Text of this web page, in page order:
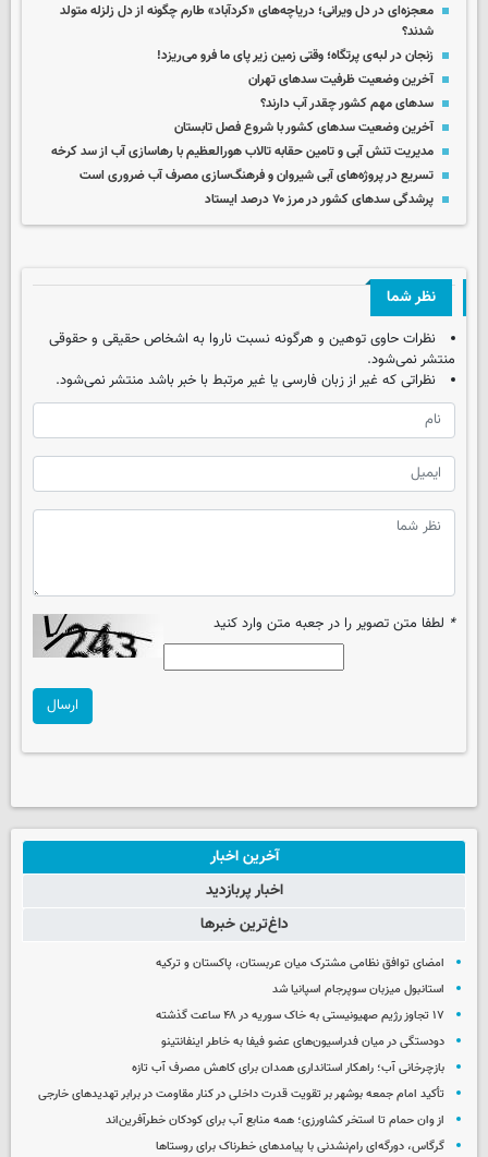
معجزه‌ای در دل ویرانی؛ دریاچه‌های «کردآباد» طارم چگونه از دل زلزله متولد
شدند؟
زنجان در لبه‌ی پرتگاه؛ وقتی زمین زیر پای ما فرو می‌ریزد!
آخرین وضعیت ظرفیت سدهای تهران
سدهای مهم کشور چقدر آب دارند؟
آخرین وضعیت سدهای کشور با شروع فصل تابستان
مدیریت تنش آبی و تامین حقابه تالاب هورالعظیم با رهاسازی آب از سد کرخه
تسریع در پروژه‌های آبی شیروان و فرهنگ‌سازی مصرف آب ضروری است
پرشدگی سدهای کشور در مرز ۷۰ درصد ایستاد
نظر شما
نظرات حاوی توهین و هرگونه نسبت ناروا به اشخاص حقیقی و حقوقی
منتشر نمی‌شود.
نظراتی که غیر از زبان فارسی یا غیر مرتبط با خبر باشد منتشر نمی‌شود.
* لطفا متن تصویر را در جعبه متن وارد کنید
ارسال
آخرین اخبار
اخبار پربازدید
داغ‌ترین خبرها
امضای توافق نظامی مشترک میان عربستان، پاکستان و ترکیه
استانبول میزبان سوپرجام اسپانیا شد
۱۷ تجاوز رژیم صهیونیستی به خاک سوریه در ۴۸ ساعت گذشته
دودستگی در میان فدراسیون‌های عضو فیفا به خاطر اینفانتینو
بازچرخانی آب؛ راهکار استانداری همدان برای کاهش مصرف آب تازه
تأکید امام جمعه بوشهر بر تقویت قدرت داخلی در کنار مقاومت در برابر تهدیدهای خارجی
از وان حمام تا استخر کشاورزی؛ همه منابع آب برای کودکان خطرآفرین‌اند
گرگاس، دورگه‌ای رام‌نشدنی با پیامدهای خطرناک برای روستاها